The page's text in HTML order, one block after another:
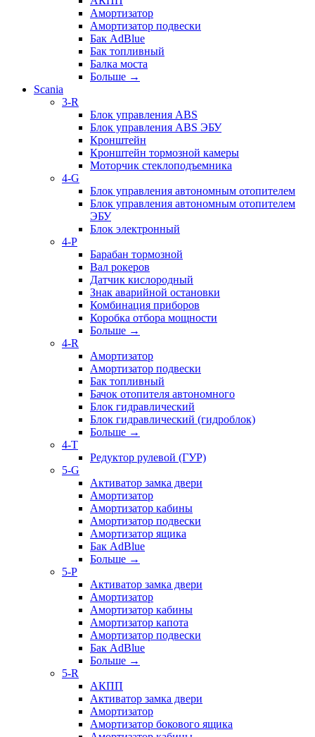
Амортизатор
Амортизатор подвески
Бак AdBlue
Бак топливный
Балка моста
Больше →
Scania
3-R
Блок управления ABS
Блок управления ABS ЭБУ
Кронштейн
Кронштейн тормозной камеры
Моторчик стеклоподъемника
4-G
Блок управления автономным отопителем
Блок управления автономным отопителем
ЭБУ
Блок электронный
4-P
Барабан тормозной
Вал рокеров
Датчик кислородный
Знак аварийной остановки
Комбинация приборов
Коробка отбора мощности
Больше →
4-R
Амортизатор
Амортизатор подвески
Бак топливный
Бачок отопителя автономного
Блок гидравлический
Блок гидравлический (гидроблок)
Больше →
4-T
Редуктор рулевой (ГУР)
5-G
Активатор замка двери
Амортизатор
Амортизатор кабины
Амортизатор подвески
Амортизатор ящика
Бак AdBlue
Больше →
5-P
Активатор замка двери
Амортизатор
Амортизатор кабины
Амортизатор капота
Амортизатор подвески
Бак AdBlue
Больше →
5-R
АКПП
Активатор замка двери
Амортизатор
Амортизатор бокового ящика